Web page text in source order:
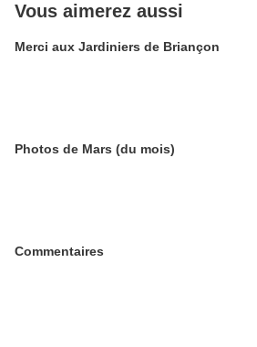
Vous aimerez aussi
Merci aux Jardiniers de Briançon
Photos de Mars (du mois)
Commentaires